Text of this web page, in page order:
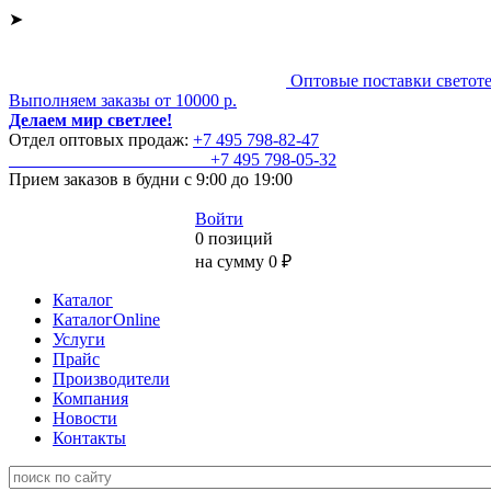
➤
Оптовые поставки
Выполняем заказы от 10000 р.
Делаем мир светлее!
Отдел оптовых продаж: +7 495 798-82-47
+7 495 798-05-32
Прием заказов в будни с 9:00 до 19:00
Войти
0 позиций
на сумму 0 ₽
Каталог
КаталогOnline
Услуги
Прайс
Производители
Компания
Новости
Контакты